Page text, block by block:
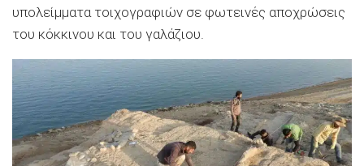
υπολείμματα τοιχογραφιών σε φωτεινές αποχρώσεις
του κόκκινου και του γαλάζιου.